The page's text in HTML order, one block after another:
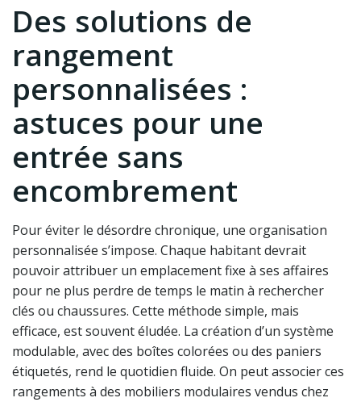
Des solutions de
rangement
personnalisées :
astuces pour une
entrée sans
encombrement
Pour éviter le désordre chronique, une organisation
personnalisée s’impose. Chaque habitant devrait
pouvoir attribuer un emplacement fixe à ses affaires
pour ne plus perdre de temps le matin à rechercher
clés ou chaussures. Cette méthode simple, mais
efficace, est souvent éludée. La création d’un système
modulable, avec des boîtes colorées ou des paniers
étiquetés, rend le quotidien fluide. On peut associer ces
rangements à des mobiliers modulaires vendus chez